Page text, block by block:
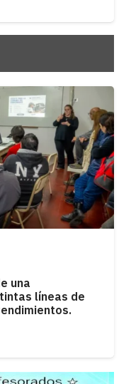
caída en
de la